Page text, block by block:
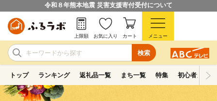
令和８年熊本地震 災害支援寄付受付について
検索
上限額 お気に入り カート メニュー
トップ ランキング 返礼品一覧 まち一覧 特集 初心者ガイド